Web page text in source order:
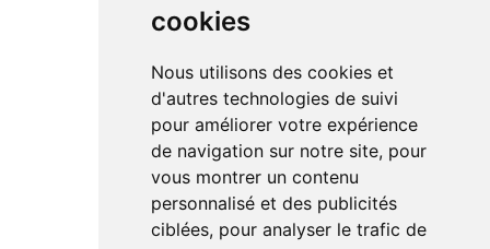
cookies
Nous utilisons des cookies et
d'autres technologies de suivi
pour améliorer votre expérience
de navigation sur notre site, pour
vous montrer un contenu
personnalisé et des publicités
ciblées, pour analyser le trafic de